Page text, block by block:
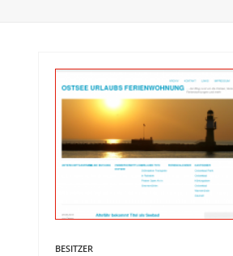
BESITZER